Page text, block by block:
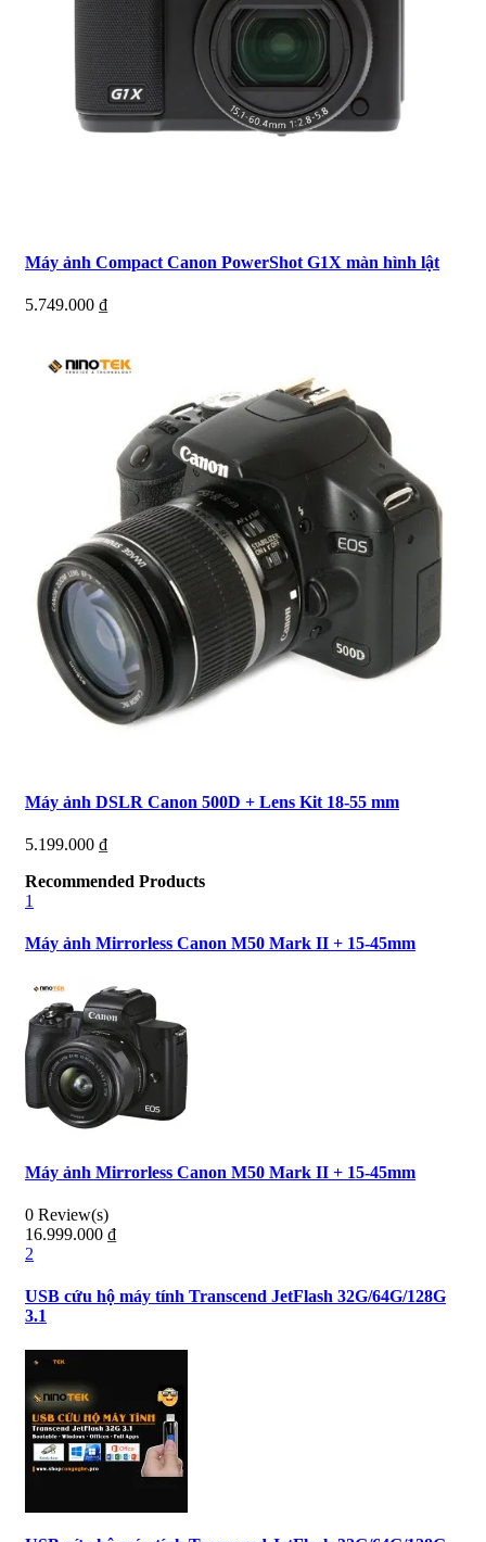
Máy ảnh Compact Canon PowerShot G1X màn hình lật
5.749.000 ₫
Máy ảnh DSLR Canon 500D + Lens Kit 18-55 mm
5.199.000 ₫
Recommended Products
1
Máy ảnh Mirrorless Canon M50 Mark II + 15-45mm
Máy ảnh Mirrorless Canon M50 Mark II + 15-45mm
0 Review(s)
16.999.000 ₫
2
USB cứu hộ máy tính Transcend JetFlash 32G/64G/128G
3.1